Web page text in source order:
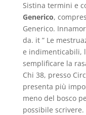
Sistina termini e
Generico,
Generico.
da. it ” Le
e indimenticabili,
semplificare la
Chi 38, presso
presenta più
meno del bosco
possibile